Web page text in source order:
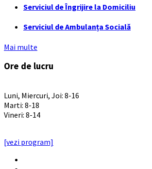
Serviciul de Îngrijire la Domiciliu
Serviciul de Ambulanța Socială
Mai multe
Ore de lucru
Luni, Miercuri, Joi: 8-16
Marti: 8-18
Vineri: 8-14
[vezi program]